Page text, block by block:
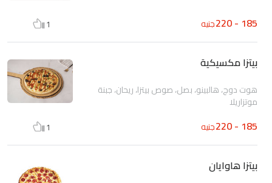
185 - 220 جنيه 1
بيتزا مكسيكية
هوت دوج، هالبينو، بصل، صوص بيتزا، ريحان، جبنة
موتزاريلا
185 - 220 جنيه 1
بيتزا هاوايان